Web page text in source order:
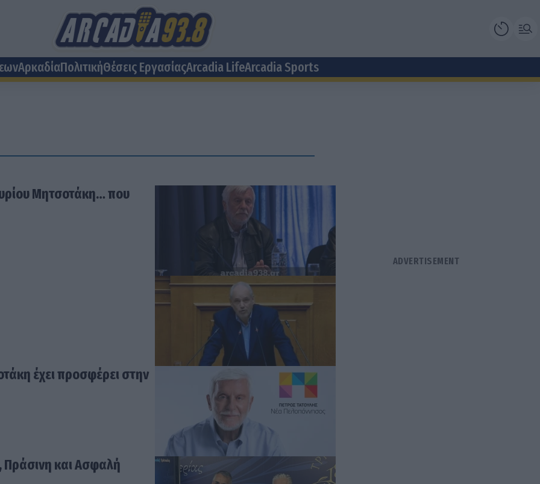
ΑρκαδίαΠολιτικήΘέσεις EργασίαςArcadia LifeArcadia Sports
Μητσοτάκη… που
έχει προσφέρει στην
Πράσινη και Ασφαλή